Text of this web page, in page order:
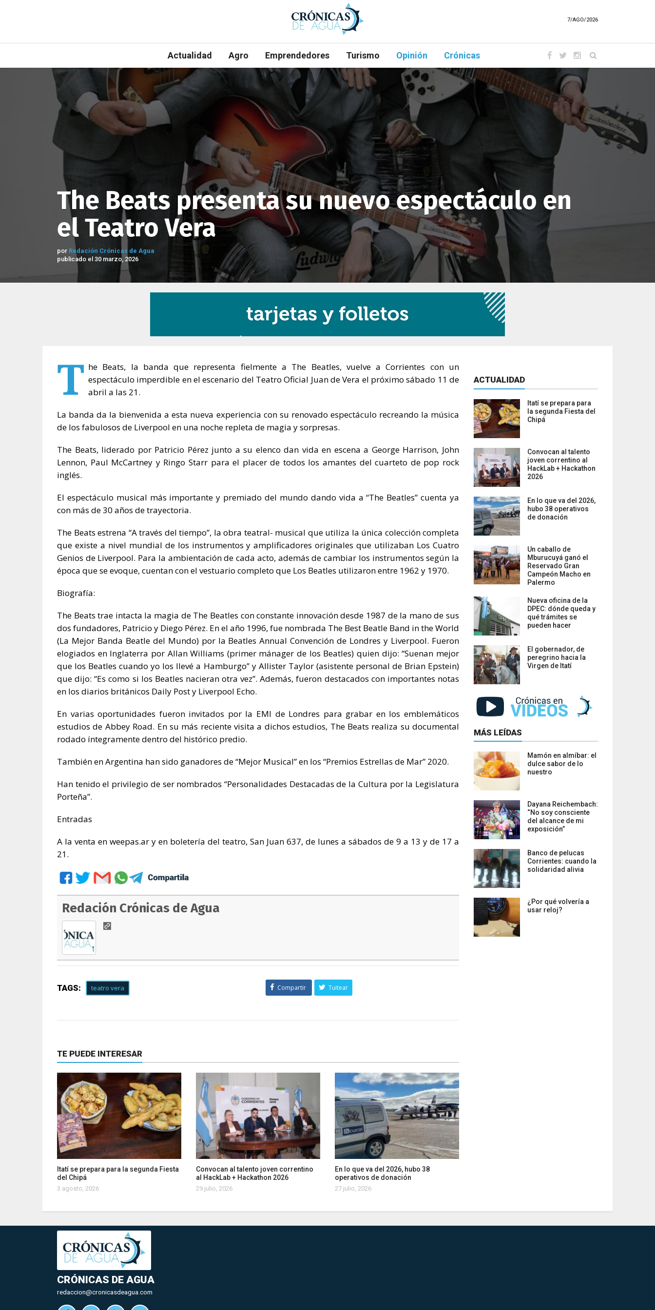
7/AGO/2026
Actualidad Agro Emprendedores Turismo Opinión Crónicas
The Beats presenta su nuevo espectáculo en
el Teatro Vera
por Redación Crónicas de Agua
publicado el 30 marzo, 2026
T he Beats, la banda que representa fielmente a The Beatles, vuelve a Corrientes con un
espectáculo imperdible en el escenario del Teatro Oficial Juan de Vera el próximo sábado 11 de
abril a las 21.
La banda da la bienvenida a esta nueva experiencia con su renovado espectáculo recreando la música
de los fabulosos de Liverpool en una noche repleta de magia y sorpresas.
The Beats, liderado por Patricio Pérez junto a su elenco dan vida en escena a George Harrison, John
Lennon, Paul McCartney y Ringo Starr para el placer de todos los amantes del cuarteto de pop rock
inglés.
El espectáculo musical más importante y premiado del mundo dando vida a “The Beatles” cuenta ya
con más de 30 años de trayectoria.
The Beats estrena “A través del tiempo”, la obra teatral- musical que utiliza la única colección completa
que existe a nivel mundial de los instrumentos y amplificadores originales que utilizaban Los Cuatro
Genios de Liverpool. Para la ambientación de cada acto, además de cambiar los instrumentos según la
época que se evoque, cuentan con el vestuario completo que Los Beatles utilizaron entre 1962 y 1970.
Biografía:
The Beats trae intacta la magia de The Beatles con constante innovación desde 1987 de la mano de sus
dos fundadores, Patricio y Diego Pérez. En el año 1996, fue nombrada The Best Beatle Band in the World
(La Mejor Banda Beatle del Mundo) por la Beatles Annual Convención de Londres y Liverpool. Fueron
elogiados en Inglaterra por Allan Williams (primer mánager de los Beatles) quien dijo: “Suenan mejor
que los Beatles cuando yo los llevé a Hamburgo” y Allister Taylor (asistente personal de Brian Epstein)
que dijo: “Es como si los Beatles nacieran otra vez”. Además, fueron destacados con importantes notas
en los diarios británicos Daily Post y Liverpool Echo.
En varias oportunidades fueron invitados por la EMI de Londres para grabar en los emblemáticos
estudios de Abbey Road. En su más reciente visita a dichos estudios, The Beats realiza su documental
rodado íntegramente dentro del histórico predio.
También en Argentina han sido ganadores de “Mejor Musical” en los “Premios Estrellas de Mar” 2020.
Han tenido el privilegio de ser nombrados “Personalidades Destacadas de la Cultura por la Legislatura
Porteña”.
Entradas
A la venta en weepas.ar y en boletería del teatro, San Juan 637, de lunes a sábados de 9 a 13 y de 17 a
21.
Redación Crónicas de Agua
TAGS: teatro vera Compartir Tuitear
TE PUEDE INTERESAR
Itatí se prepara para la segunda Fiesta
del Chipá
3 agosto, 2026
Convocan al talento joven correntino
al HackLab + Hackathon 2026
29 julio, 2026
En lo que va del 2026, hubo 38
operativos de donación
27 julio, 2026
ACTUALIDAD
Itatí se prepara para
la segunda Fiesta del
Chipá
Convocan al talento
joven correntino al
HackLab + Hackathon
2026
En lo que va del 2026,
hubo 38 operativos
de donación
Un caballo de
Mburucuyá ganó el
Reservado Gran
Campeón Macho en
Palermo
Nueva oficina de la
DPEC: dónde queda y
qué trámites se
pueden hacer
El gobernador, de
peregrino hacia la
Virgen de Itatí
MÁS LEÍDAS
Mamón en almíbar: el
dulce sabor de lo
nuestro
Dayana Reichembach:
“No soy consciente
del alcance de mi
exposición”
Banco de pelucas
Corrientes: cuando la
solidaridad alivia
¿Por qué volvería a
usar reloj?
CRÓNICAS DE AGUA
redaccion@cronicasdeagua.com